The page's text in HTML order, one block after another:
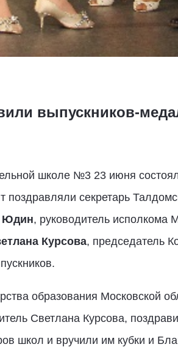
выпускников-
школе №3 23 июня
поздравляли секретарь
Юдин, руководитель исполкома
Курсова, председатель
образования Московской
Светлана Курсова,
школ и вручили им кубки и